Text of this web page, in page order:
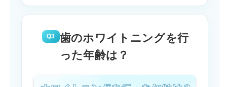
Q3
歯のホワイトニングを行
った年齢は？